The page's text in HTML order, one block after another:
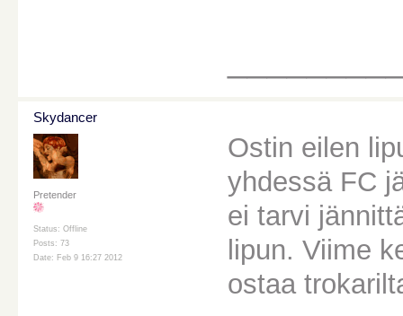
Skydancer
Pretender
Status: Offline
Posts: 73
Date: Feb 9 16:27 2012
Ostin eilen
yhdessä FC
ei tarvi
lipun. Viime
ostaa